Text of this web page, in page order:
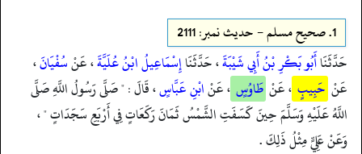
1. صحيح مسلم - حدیث نمبر: 2111
حَدَّثَنَاأَبُو بَكْرِ بْنُ أَبِي شَيْبَةَ، حَدَّثَنَاإِسْمَاعِيلُ ابْنُ عُلَيَّةَ، عَنْسُفْيَانَ،
عَنْ حَبِيبٍ ، عَنْ طَاوُسٍ ، عَنْابْنِ عَبَّاسٍ، قَالَ : " صَلَّى رَسُولُ اللَّهِ صَلَّى
اللَّهُ عَلَيْهِ وَسَلَّمَ حِينَ كَسَفَتِ الشَّمْسُ ثَمَانَ رَكَعَاتٍ فِي أَرْبَعِ سَجَدَاتٍ " ،
وَعَنْ عَلِيٍّ مِثْلُ ذَلِكَ .